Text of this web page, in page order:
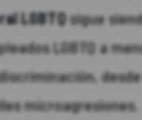
LGBTQsigue
LGBTQ a
microagresiones.